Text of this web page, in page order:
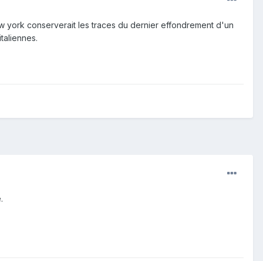
york conserverait les traces du dernier effondrement d'un